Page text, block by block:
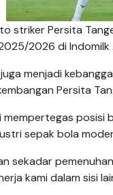
striker Persita
2026 di Indomilk
menjadi
Persita
mempertegas posisi
sepak bola
sekadar
kami dalam sisi